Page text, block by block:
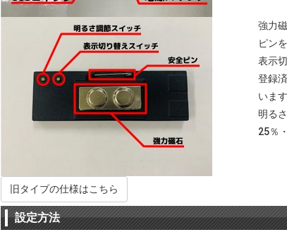
強力
ピン
表示
登録
います
明る
25％
旧タイプの仕様はこちら
設定方法